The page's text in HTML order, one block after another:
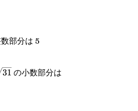
部分は 5
31 の小数部分は